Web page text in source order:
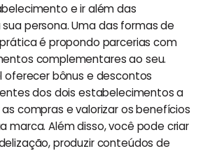
e ir além das
persona. Uma das formas de
é propondo parcerias com
complementares ao seu.
oferecer bônus e descontos
dos dois estabelecimentos a
compras e valorizar os benefícios
marca. Além disso, você pode criar
produzir conteúdos de